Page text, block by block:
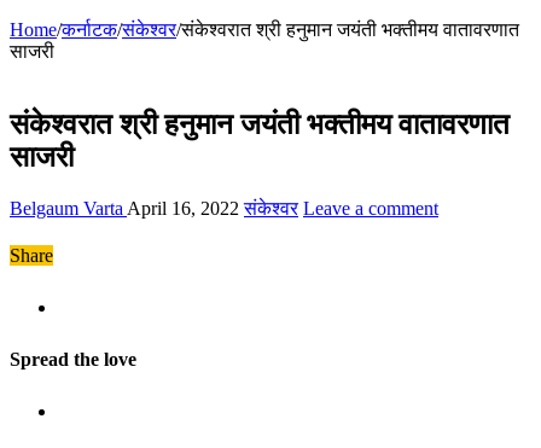
Home/कर्नाटक/संकेश्वर/संकेश्वरात श्री हनुमान जयंती भक्तीमय वातावरणात
साजरी
संकेश्वरात श्री हनुमान जयंती भक्तीमय वातावरणात
साजरी
Belgaum Varta April 16, 2022 संकेश्वर Leave a comment
Share
Spread the love